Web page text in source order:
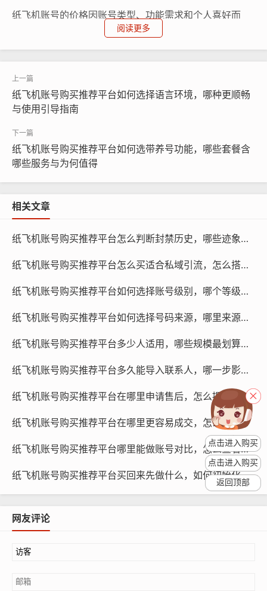
纸飞机账号的价格因账号类型、功能需求和个人喜好而
异，购买一个基础账号的费用在几十元到几百元不等，如
果您需要更多的功能或更高级的账号，费用可能会更高，
纸飞机账号购买, 在线购买tg账号, 电报聊天账号购买,wdd
16888.com
基础账号：如果您只是想在纸飞机上分享生活点滴、互动
几十元到几百元之间。
高级账号：如果您需要更多的功能，如推广、数据分析
等，那么购买一个高级账号会更加合适,这类账号的价格在
定制账号：如果您有特殊需求，如特定的粉丝群体、特定
的内容风格等，那么可以考虑购买一个定制账号,这类账号
的价格可能会更高。
阅读更多
纸飞机账号购买推荐平台如何选择语言环境，哪种更顺畅
与使用引导指南
纸飞机账号购买推荐平台如何选带养号功能，哪些套餐含
哪些服务与为何值得
相关文章
纸飞机账号购买推荐平台怎么判断封禁历史，哪些迹象要查与如何验证方法
纸飞机账号购买推荐平台怎么买适合私域引流，怎么搭配内容与策略指南学习
纸飞机账号购买推荐平台如何选择账号级别，哪个等级更适合任务与指南学习
纸飞机账号购买推荐平台如何选择号码来源，哪里来源更可靠与对比评测
纸飞机账号购买推荐平台多少人适用，哪些规模最划算与策略方法指南
纸飞机账号购买推荐平台多久能导入联系人，哪一步影响速度与如何处理教程
纸飞机账号购买推荐平台在哪里申请售后，怎么提交问题与多久有结果指南
纸飞机账号购买推荐平台在哪里更容易成交，怎么提高成功率与多久下单到账
纸飞机账号购买推荐平台哪里能做账号对比，怎么查看差异与为什么要对比策略
纸飞机账号购买推荐平台买回来先做什么，如何初始化与什么时候操作更好指南
网友评论
点击进入购买
点击进入购买
返回顶部